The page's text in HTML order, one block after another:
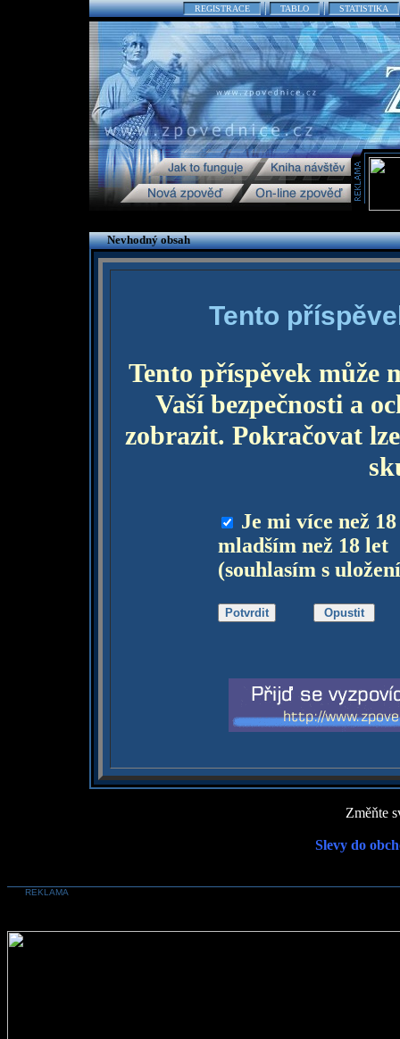
REGISTRACE TABLO STATISTIKA
Nevhodný obsah
Tento
Tento příspěvek může
Vaší bezpečnosti a
zobrazit. Pokračovat
Je mi více než
mladším než 18 let
(souhlasím s
Změňte
Slevy do
REKLAMA